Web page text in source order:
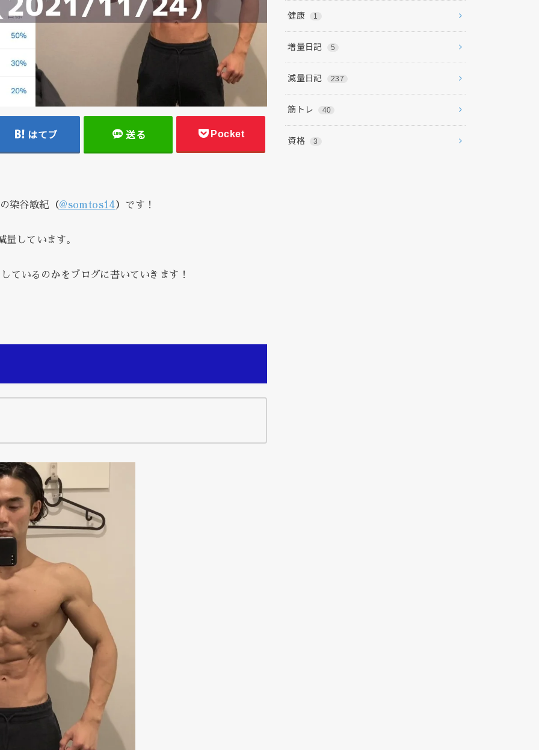
はてブ 送る Pocket
染谷敏紀（@somtos14）です！
しています。
ているのかをブログに書いていきます！
健康 1
増量日記 5
減量日記 237
筋トレ 40
資格 3